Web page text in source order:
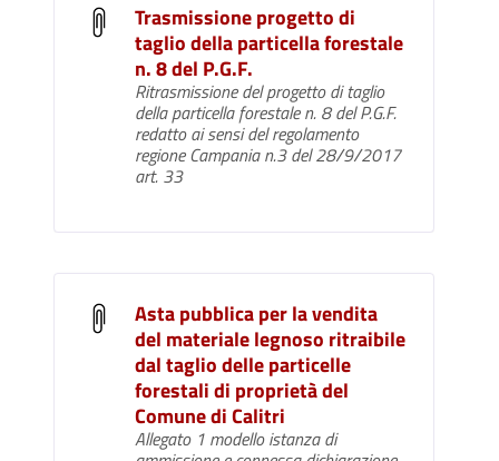
Trasmissione progetto di
taglio della particella forestale
n. 8 del P.G.F.
Ritrasmissione del progetto di taglio
della particella forestale n. 8 del P.G.F.
redatto ai sensi del regolamento
regione Campania n.3 del 28/9/2017
art. 33
Asta pubblica per la vendita
del materiale legnoso ritraibile
dal taglio delle particelle
forestali di proprietà del
Comune di Calitri
Allegato 1 modello istanza di